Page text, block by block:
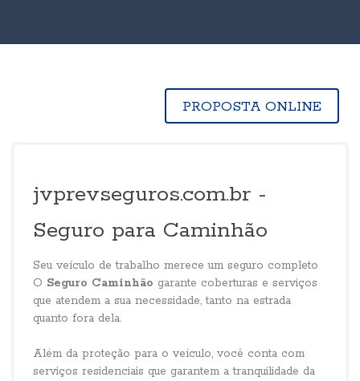
PROPOSTA ONLINE
jvprevseguros.com.br -
Seguro para Caminhão
Seu veículo de trabalho merece um seguro completo
O Seguro Caminhão garante coberturas e serviços
que atendem a sua necessidade, tanto na estrada
quanto fora dela.
Além da proteção para o veículo, você conta com
serviços residenciais que garantem a tranquilidade da